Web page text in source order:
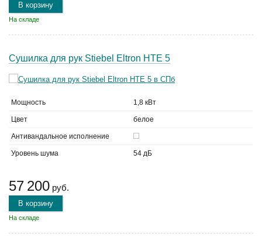
В корзину
На складе
Сушилка для рук Stiebel Eltron HTE 5
Мощность 1,8 кВт
Цвет белое
Антивандальное исполнение
Уровень шума 54 дБ
57 200 руб.
В корзину
На складе